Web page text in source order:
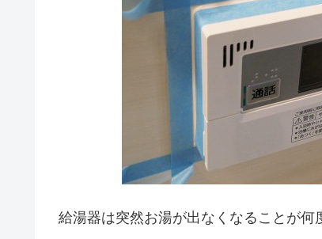
給湯器は突然お湯が出なくなることが何